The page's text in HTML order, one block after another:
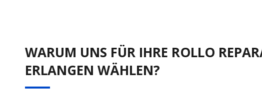
WARUM UNS FÜR IHRE ROLLO
ERLANGEN WÄHLEN?